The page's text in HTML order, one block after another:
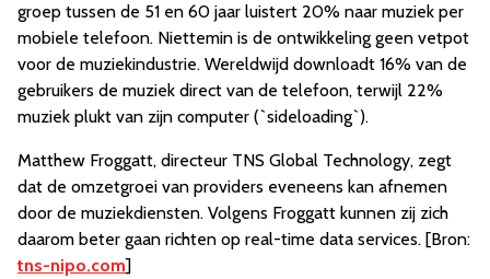
groep tussen de 51 en 60 jaar luistert 20% naar muziek per
mobiele telefoon. Niettemin is de ontwikkeling geen vetpot
voor de muziekindustrie. Wereldwijd downloadt 16% van de
gebruikers de muziek direct van de telefoon, terwijl 22%
muziek plukt van zijn computer (`sideloading`).
Matthew Froggatt, directeur TNS Global Technology, zegt
dat de omzetgroei van providers eveneens kan afnemen
door de muziekdiensten. Volgens Froggatt kunnen zij zich
daarom beter gaan richten op real-time data services. [Bron:
tns-nipo.com]